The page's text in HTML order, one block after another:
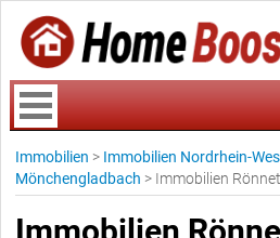
Immobilien > Immobilien Nordrhein-
Mönchengladbach > Immobilien